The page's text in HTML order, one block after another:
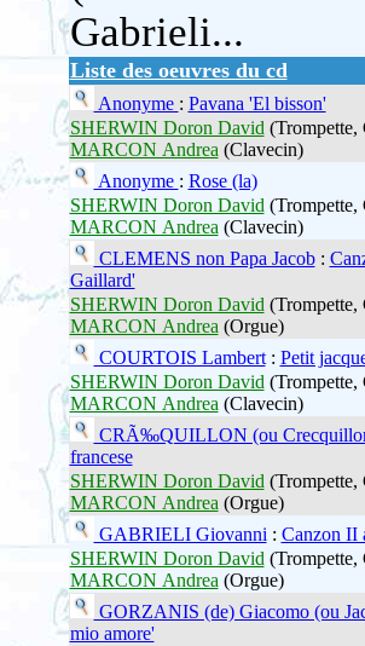
Gabrieli...
Liste des oeuvres du cd
Anonyme : Pavana 'El bisson'
SHERWIN Doron David(Trompette,
MARCON Andrea(Clavecin)
Anonyme : Rose (la)
SHERWIN Doron David(Trompette,
MARCON Andrea(Clavecin)
CLEMENS non Papa Jacob:
Gaillard'
SHERWIN Doron David(Trompette,
MARCON Andrea(Orgue)
COURTOIS Lambert: Petit
SHERWIN Doron David(Trompette,
MARCON Andrea(Clavecin)
CRÃ‰QUILLON (ou
francese
SHERWIN Doron David(Trompette,
MARCON Andrea(Orgue)
GABRIELI Giovanni: Canzon II
SHERWIN Doron David(Trompette,
MARCON Andrea(Orgue)
GORZANIS (de) Giacomo (ou
mio amore'